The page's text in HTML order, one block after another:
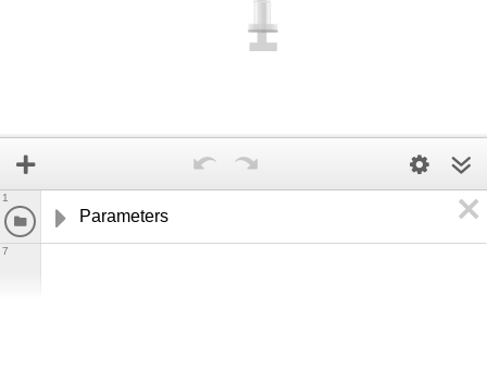
Parameters
1
7